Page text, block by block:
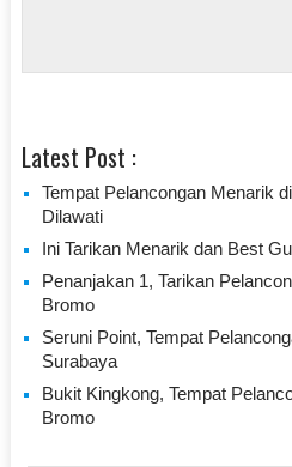
Latest Post :
Tempat Pelancongan Menarik
Dilawati
Ini Tarikan Menarik dan Best
Penanjakan 1, Tarikan
Bromo
Seruni Point, Tempat
Surabaya
Bukit Kingkong, Tempat
Bromo